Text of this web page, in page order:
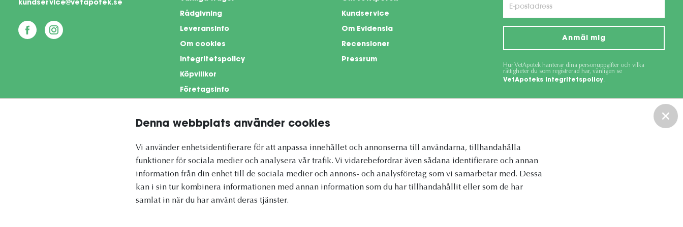
Denna webbplats använder cookies
Vi använder enhetsidentifierare för att anpassa innehållet och annonserna till användarna, tillhandahålla
funktioner för sociala medier och analysera vår trafik. Vi vidarebefordrar även sådana identifierare och annan
information från din enhet till de sociala medier och annons- och analysföretag som vi samarbetar med. Dessa
kan i sin tur kombinera informationen med annan information som du har tillhandahållit eller som de har
samlat in när du har använt deras tjänster.
kundservice@vetapotek.se
Rådgivning
Leveransinfo
Om cookies
Integritetspolicy
Köpvillkor
Företagsinfo
Kundservice
Om Evidensia
Recensioner
Pressrum
Anmäl mig
Hur VetApotek hanterar dina personuppgifter och vilka
rättigheter du som registrerad har, vänligen se
VetApoteks integritetspolicy.
This site is protected by reCAPTCHA and the Google